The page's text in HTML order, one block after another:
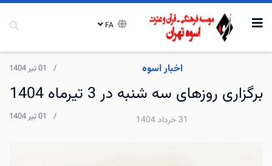
اخبار اسوه 01 تیر 1404
برگزاری روزهای سه شنبه در 3 تیرماه 1404
31 خرداد 1404 01 تیر 1404